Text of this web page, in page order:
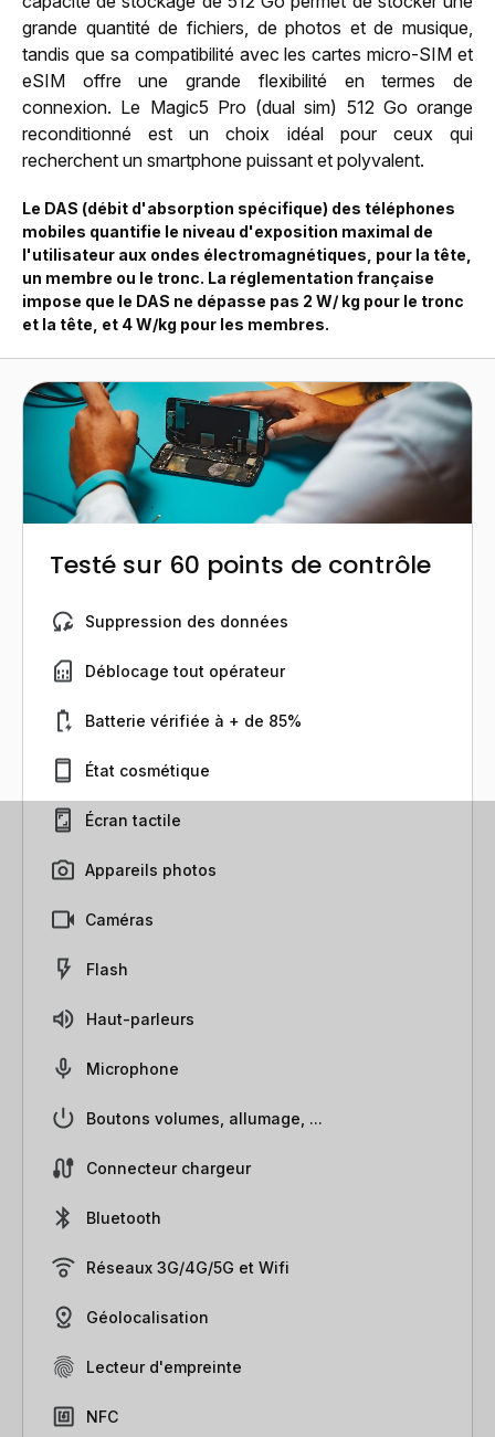
grande quantité de fichiers, de photos et de musique,
tandis que sa compatibilité avec les cartes micro-SIM et
eSIM offre une grande flexibilité en termes de
connexion. Le Magic5 Pro (dual sim) 512 Go orange
reconditionné est un choix idéal pour ceux qui
recherchent un smartphone puissant et polyvalent.
Le DAS (débit d'absorption spécifique) des téléphones
mobiles quantifie le niveau d'exposition maximal de
l'utilisateur aux ondes électromagnétiques, pour la tête,
un membre ou le tronc. La réglementation française
impose que le DAS ne dépasse pas 2 W/ kg pour le tronc
et la tête, et 4 W/kg pour les membres.
Testé sur 60 points de contrôle
Suppression des données
Déblocage tout opérateur
Batterie vérifiée à + de 85%
État cosmétique
Écran tactile
Appareils photos
Caméras
Flash
Haut-parleurs
Microphone
Boutons volumes, allumage, ...
Connecteur chargeur
Bluetooth
Réseaux 3G/4G/5G et Wifi
Géolocalisation
Lecteur d'empreinte
NFC